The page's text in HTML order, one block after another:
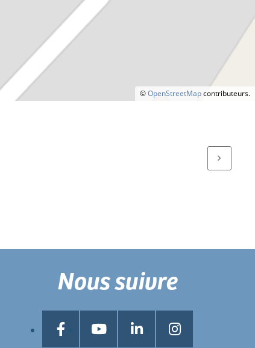
©OpenStreetMapcontributeurs.
Nous suivre